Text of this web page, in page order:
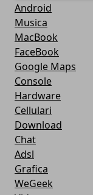
Android
Musica
MacBook
FaceBook
Google Maps
Console
Hardware
Cellulari
Download
Chat
Adsl
Grafica
WeGeek